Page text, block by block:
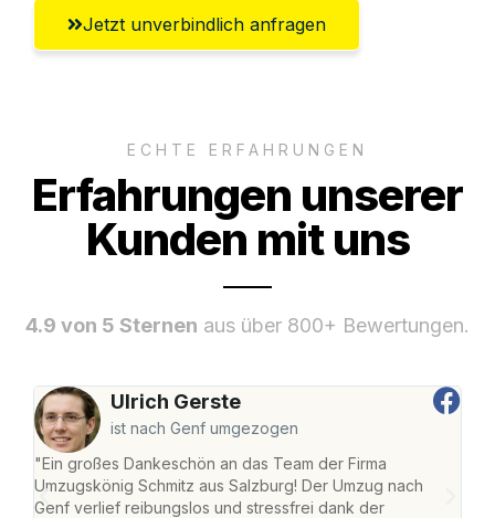
Jetzt unverbindlich anfragen
ECHTE ERFAHRUNGEN
Erfahrungen unserer
Kunden mit uns
4.9 von 5 Sternen aus über 800+ Bewertungen.
Ulrich Gerste
ist nach Genf umgezogen
"Ein großes Dankeschön an das Team der Firma
Umzugskönig Schmitz aus Salzburg! Der Umzug nach
Genf verlief reibungslos und stressfrei dank der